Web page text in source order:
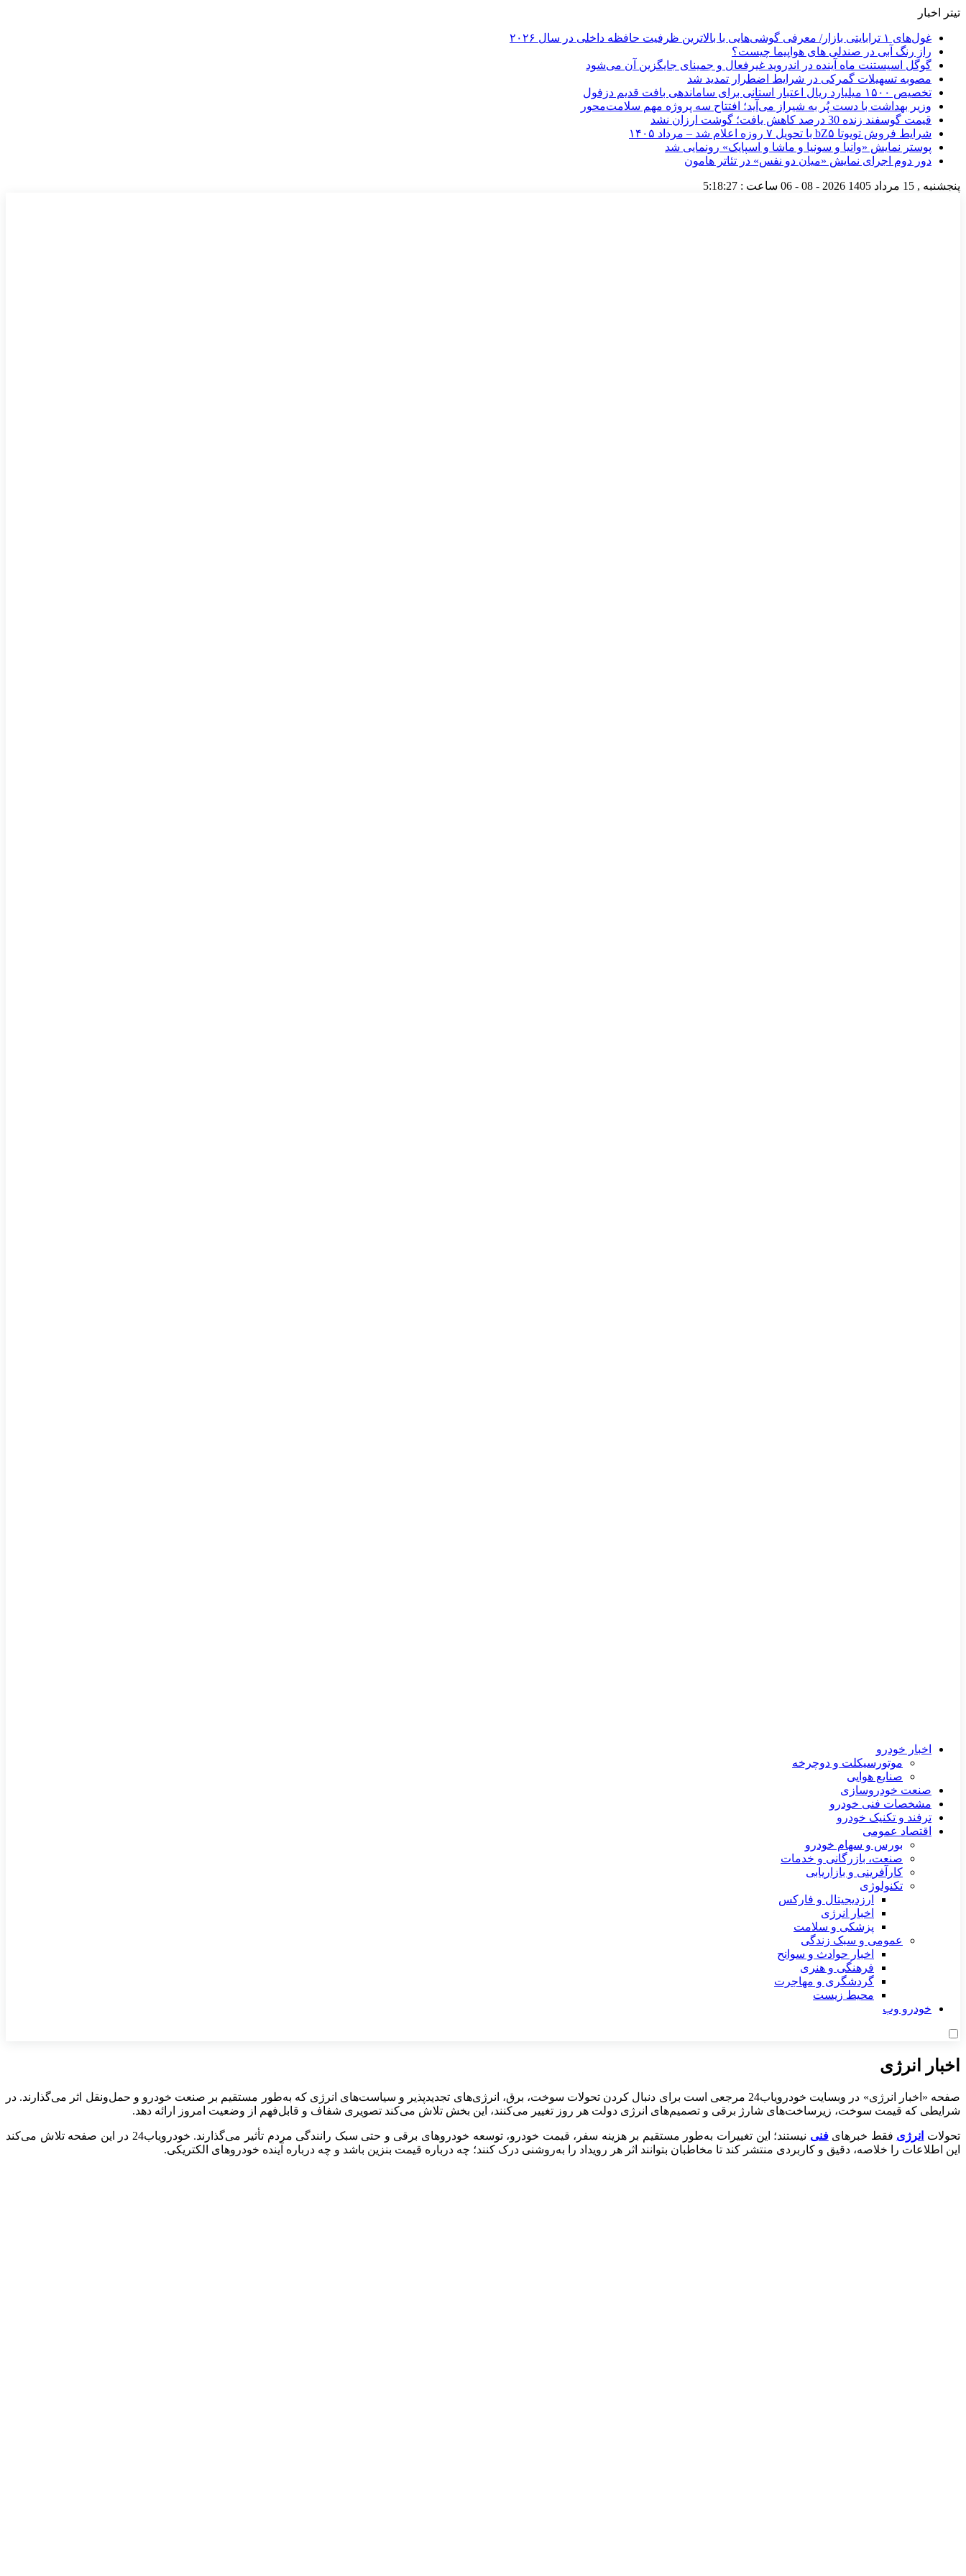
تیتر اخبار
غول‌های ۱ ترابایتی بازار/ معرفی گوشی‌هایی با بالاترین ظرفیت حافظه داخلی در سال ۲۰۲۶
راز رنگ آبی در صندلی های هواپیما چیست؟
گوگل اسیستنت ماه آینده در اندروید غیرفعال و جمینای جایگزین آن می‌شود
مصوبه تسهیلات گمرکی در شرایط اضطرار تمدید شد
تخصیص ۱۵۰۰ میلیارد ریال اعتبار استانی برای ساماندهی بافت قدیم دزفول
وزیر بهداشت با دست پُر به شیراز می‌آید؛ افتتاح سه پروژه مهم سلامت‌محور
قیمت گوسفند زنده 30 درصد کاهش یافت؛ گوشت ارزان نشد
شرایط فروش تویوتا bZ۵ با تحویل ۷ روزه اعلام شد – مرداد ۱۴۰۵
پوستر نمایش «وانیا و سونیا و ماشا و اسپایک» رونمایی شد
دور دوم اجرای نمایش «میان دو نفس» در تئاتر هامون
پنجشنبه , 15 مرداد 1405 2026 - 08 - 06 ساعت : 5:18:28
اخبار خودرو
موتورسیکلت و دوچرخه
صنایع هوایی
صنعت خودروسازی
مشخصات فنی خودرو
ترفند و تکنیک خودرو
اقتصاد عمومی
بورس و سهام خودرو
صنعت، بازرگانی و خدمات
کارآفرینی و بازاریابی
تکنولوژی
ارزدیجیتال و فارکس
اخبار انرژی
پزشکی و سلامت
عمومی و سبک زندگی
اخبار حوادث و سوانح
فرهنگی و هنری
گردشگری و مهاجرت
محیط زیست
خودرو وب
اخبار انرژی
صفحه «اخبار انرژی» در وبسایت خودرویاب24 مرجعی است برای دنبال کردن تحولات سوخت، برق، انرژی‌های تجدیدپذیر و سیاست‌های انرژی که به‌طور مستقیم بر صنعت خودرو و حمل‌ونقل اثر می‌گذارند. در
شرایطی که قیمت سوخت، زیرساخت‌های شارژ برقی و تصمیم‌های انرژی دولت هر روز تغییر می‌کنند، این بخش تلاش می‌کند تصویری شفاف و قابل‌فهم از وضعیت امروز ارائه دهد.
تحولات انرژی فقط خبرهایفنی
نیستند؛ این تغییرات به‌طور مستقیم بر هزینه سفر، قیمت خودرو، توسعه خودروهای برقی و حتی سبک رانندگی مردم تأثیر می‌گذارند. خودرویاب24 در این صفحه تلاش می‌کند
این اطلاعات را خلاصه، دقیق و کاربردی منتشر کند تا مخاطبان بتوانند اثر هر رویداد را به‌روشنی درک کنند؛ چه درباره قیمت بنزین باشد و چه درباره آینده خودروهای الکتریکی.